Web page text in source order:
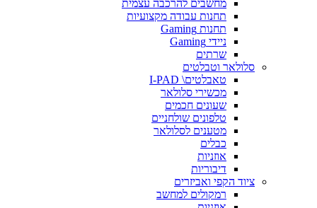
מחשבים להרכבה עצמית
תחנות עבודה מקצועיות
תחנות Gaming
ניידי Gaming
שרתים
סלולאר וטבלטים
טאבלטים\ I-PAD
מכשירי סלולאר
שעונים חכמים
טלפונים שולחניים
מטענים לסלולאר
כבלים
אוזניות
דיבוריות
ציוד הקפי ואביזרים
רמקולים למחשב